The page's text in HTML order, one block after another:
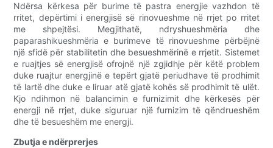
Ndërsa kërkesa për burime të pastra energjie vazhdon të
rritet, depërtimi i energjisë së rinovueshme në rrjet po rritet
me shpejtësi. Megjithatë, ndryshueshmëria dhe
paparashikueshmëria e burimeve të rinovueshme përbëjnë
një sfidë për stabilitetin dhe besueshmërinë e rrjetit. Sistemet
e ruajtjes së energjisë ofrojnë një zgjidhje për këtë problem
duke ruajtur energjinë e tepërt gjatë periudhave të prodhimit
të lartë dhe duke e liruar atë gjatë kohës së prodhimit të ulët.
Kjo ndihmon në balancimin e furnizimit dhe kërkesës për
energji në rrjet, duke siguruar një furnizim të qëndrueshëm
dhe të besueshëm me energji.
Zbutja e ndërprerjes